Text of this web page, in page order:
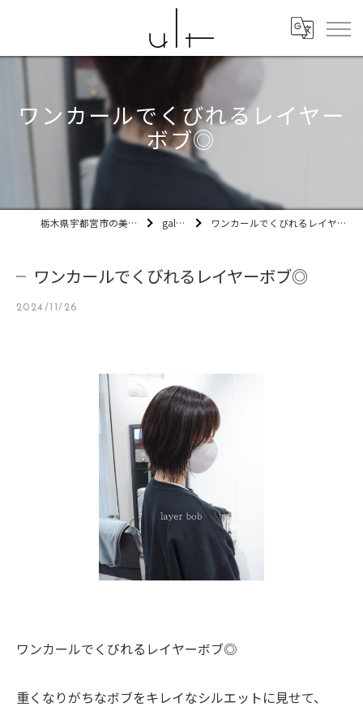
ワンカールでくびれるレイヤー
ボブ◎
栃木県宇都宮市の美容室ult gallery ワンカールでくびれるレイヤーボブ◎
ワンカールでくびれるレイヤーボブ◎
2024/11/26
ワンカールでくびれるレイヤーボブ◎
重くなりがちなボブをキレイなシルエットに見せて、